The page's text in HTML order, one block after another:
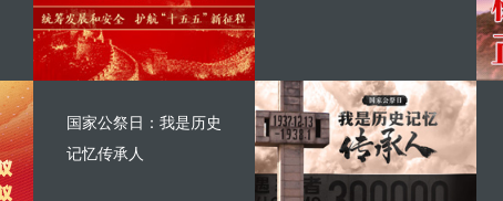
国家公祭日：我是历史
记忆传承人